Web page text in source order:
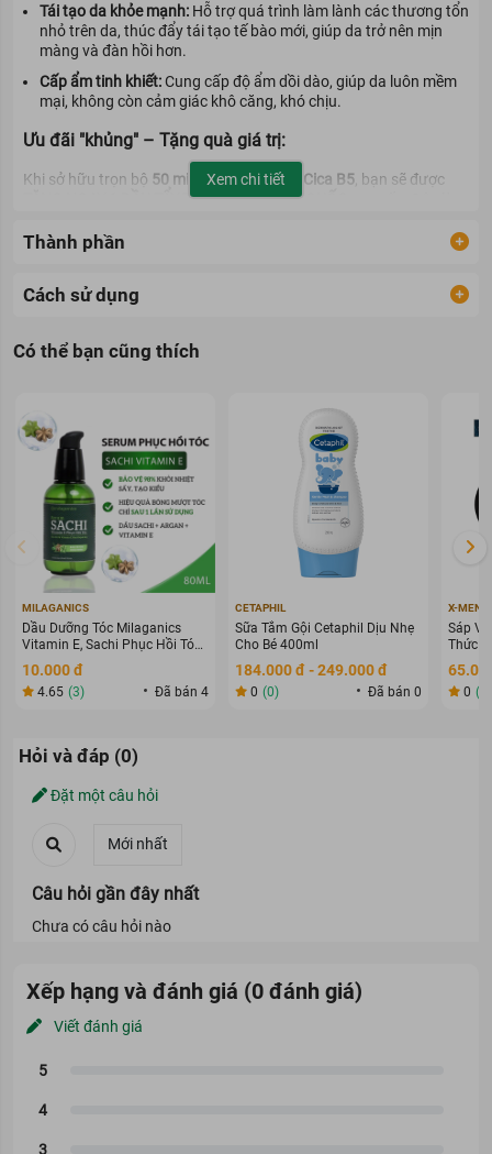
Tái tạo da khỏe mạnh: Hỗ trợ quá trình làm lành các thương tổn
nhỏ trên da, thúc đẩy tái tạo tế bào mới, giúp da trở nên mịn
màng và đàn hồi hơn.
Cấp ẩm tinh khiết:Cung cấp độ ẩm dồi dào, giúp da luôn mềm
mại, không còn cảm giác khô căng, khó chịu.
Ưu đãi "khủng" – Tặng quà giá trị:
Khi sở hữu trọn bộ 50 miếng mặt nạ KOR Cica B5 , bạn sẽ được
TẶNG NGAY 1 DẦU TẨY TRANG KOR HÀN QUỐC
điểm, giúp lỗ chân lông thông thoáng để da sẵn sàng hấp thụ
Chăm da phục hồi, tự tin tỏa sáng cùng KOR Cosmetics ngay
👉
Số lượng ưu đãi có hạn, nhắn tin cho chúng tôi ngay để được
tư vấn và sở hữu combo chăm sóc da "thần thánh" này nhé!
-Shopee :
https://shopee.vn/thegioimypham_chinhhang68
ZALO : https://zalo.me/2501529696570869660
Xem chi tiết
Thành phần
Cách sử dụng
Có thể bạn cũng thích
MILAGANICS
Dầu Dưỡng Tóc Milaganics
Vitamin E, Sachi Phục Hồi Tóc
80ml
10.000 đ
4.65 (3) Đã bán 4
CETAPHIL
Sữa Tắm Gội Cetaphil Dịu Nhẹ
Cho Bé 400ml
184.000 đ - 249.000 đ
0 (0) Đã bán 0
X-MEN
Sáp
Thức
70g
0 (0)
Hỏi và đáp (0)
Đặt một câu hỏi
Câu hỏi gần đây nhất
Chưa có câu hỏi nào
Xếp hạng và đánh giá (0 đánh giá)
Viết đánh giá